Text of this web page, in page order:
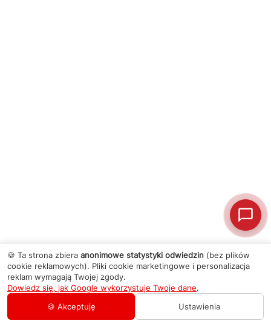
🍪 Ta strona zbiera anonimowe statystyki odwiedzin (bez plików
cookie reklamowych). Pliki cookie marketingowe i personalizacja
reklam wymagają Twojej zgody.
Dowiedz się, jak Google wykorzystuje Twoje dane.
🍪 Akceptuję
Ustawienia